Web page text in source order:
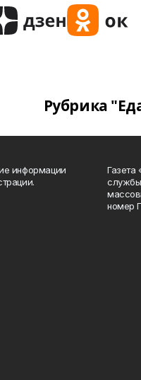
Рубрика
информации
Газета
службы
номер